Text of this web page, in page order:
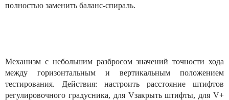
полностью заменить баланс-спираль.
Механизм с небольшим разбросом значений точности хода
между горизонтальным и вертикальным положением
тестирования. Действия: настроить расстояние штифтов
регулировочного градусника, для Vзакрыть штифты, для V+